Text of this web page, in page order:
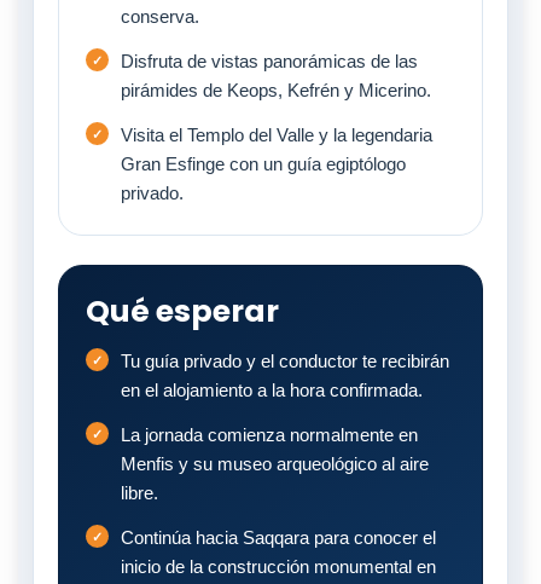
conserva.
Disfruta de vistas panorámicas de las
pirámides de Keops, Kefrén y Micerino.
Visita el Templo del Valle y la legendaria
Gran Esfinge con un guía egiptólogo
privado.
Qué esperar
Tu guía privado y el conductor te recibirán
en el alojamiento a la hora confirmada.
La jornada comienza normalmente en
Menfis y su museo arqueológico al aire
libre.
Continúa hacia Saqqara para conocer el
inicio de la construcción monumental en